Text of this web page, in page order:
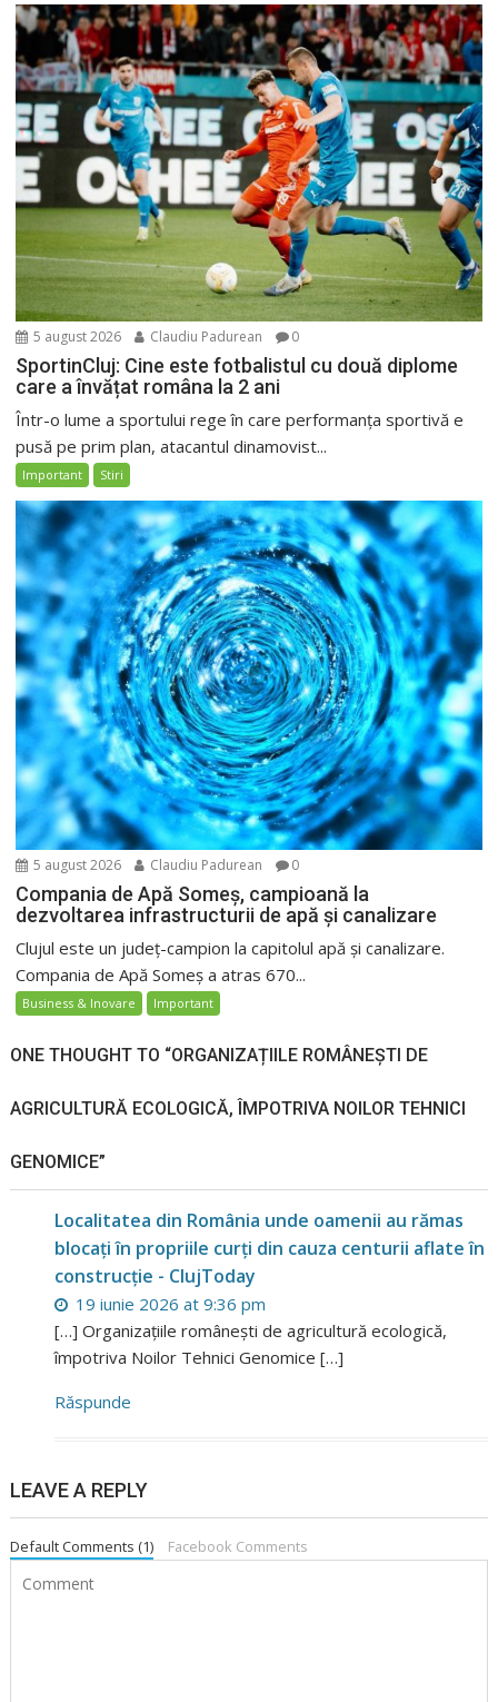
5 august 2026 Claudiu Padurean 0
SportinCluj: Cine este fotbalistul cu două diplome
care a învățat româna la 2 ani
Într-o lume a sportului rege în care performanța sportivă e
pusă pe prim plan, atacantul dinamovist...
Important Stiri
5 august 2026 Claudiu Padurean 0
Compania de Apă Someș, campioană la
dezvoltarea infrastructurii de apă și canalizare
Clujul este un județ-campion la capitolul apă și canalizare.
Compania de Apă Someș a atras 670...
Business & Inovare Important
ONE THOUGHT TO “ORGANIZAȚIILE ROMÂNEȘTI DE
AGRICULTURĂ ECOLOGICĂ, ÎMPOTRIVA NOILOR TEHNICI
GENOMICE”
Localitatea din România unde oamenii au rămas
blocați în propriile curți din cauza centurii aflate în
construcție - ClujToday
19 iunie 2026 at 9:36 pm
[…] Organizațiile românești de agricultură ecologică,
împotriva Noilor Tehnici Genomice […]
Răspunde
LEAVE A REPLY
Default Comments (1) Facebook Comments